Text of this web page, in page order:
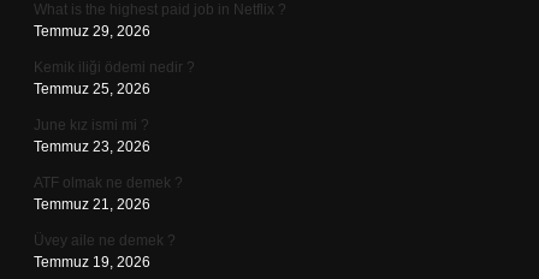
What is the highest paid job in Netflix ?
Temmuz 29, 2026
Kemik iliği ödemi nedir ?
Temmuz 25, 2026
June kız ismi mi ?
Temmuz 23, 2026
ATF olmak ne demek ?
Temmuz 21, 2026
Üvey aile ne demek ?
Temmuz 19, 2026